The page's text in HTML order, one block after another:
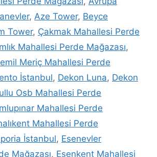
, Aze Tower, Beyce
Tower, Çakmak Mahallesi Perde
Mahallesi Perde Mağazası,
Meriç Mahallesi Perde
İstanbul, Dekon Luna, Dekon
Osb Mahallesi Perde
Mahallesi Perde
Mahallesi Perde
İstanbul, Esenevler
Mağazası, Esenkent Mahallesi